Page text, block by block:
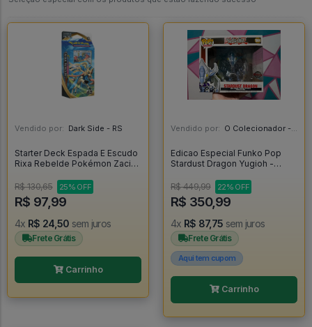
Vendido por: Dark Side - RS
Starter Deck Espada E Escudo
Rixa Rebelde Pokémon Zacian
R$ 130,65
25% OFF
R$ 97,99
4x R$ 24,50 sem juros
Frete Grátis
Carrinho
Vendido por: O Colecionador - SP
Edicao Especial Funko Pop
Stardust Dragon Yugioh -
R$ 449,99
22% OFF
R$ 350,99
4x R$ 87,75 sem juros
Frete Grátis
Aqui tem cupom
Carrinho